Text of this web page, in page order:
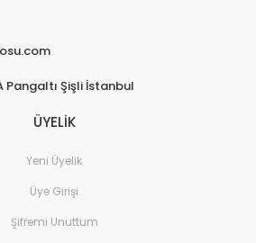
Pangaltı Şişli İstanbul
ÜYELİK
Yeni Üyelik
Üye Girişi
Şifremi Unuttum